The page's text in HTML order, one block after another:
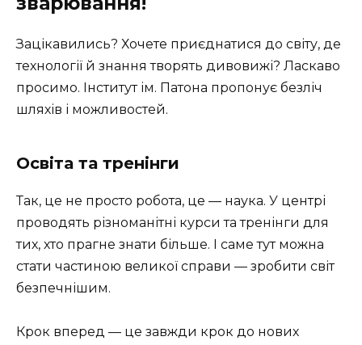
Зацікавились? Хочете приєднатися до світу, де
технології й знання творять дивовижі? Ласкаво
просимо. Інститут ім. Патона пропонує безліч
шляхів і можливостей.
Освіта та тренінги
Так, це не просто робота, це — наука. У центрі
проводять різноманітні курси та тренінги для
тих, хто прагне знати більше. І саме тут можна
стати частиною великої справи — зробити світ
безпечнішим.
Крок вперед — це завжди крок до нових